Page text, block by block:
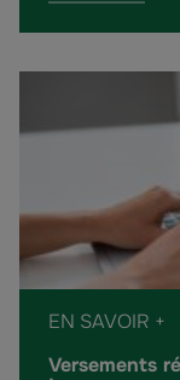
EN SAVOIR +
Versements